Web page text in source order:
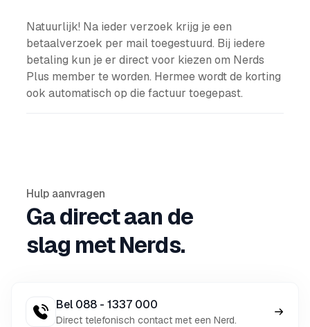
Natuurlijk! Na ieder verzoek krijg je een
betaalverzoek per mail toegestuurd. Bij iedere
betaling kun je er direct voor kiezen om Nerds
Plus member te worden. Hermee wordt de korting
ook automatisch op die factuur toegepast.
Hulp aanvragen
Ga direct aan de
slag met Nerds.
Bel 088 - 1337 000
Direct telefonisch contact met een Nerd.